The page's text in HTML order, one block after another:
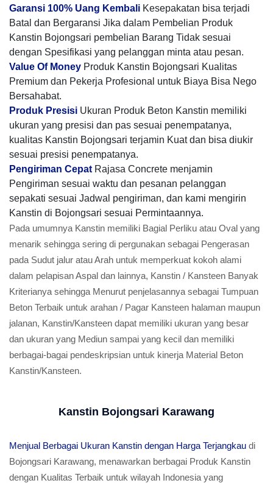
Garansi 100% Uang Kembali Kesepakatan bisa terjadi
Batal dan Bergaransi Jika dalam Pembelian Produk
Kanstin Bojongsari pembelian Barang Tidak sesuai
dengan Spesifikasi yang pelanggan minta atau pesan.
Value Of Money Produk Kanstin Bojongsari Kualitas
Premium dan Pekerja Profesional untuk Biaya Bisa Nego
Bersahabat.
Produk Presisi Ukuran Produk Beton Kanstin memiliki
ukuran yang presisi dan pas sesuai penempatanya,
kualitas Kanstin Bojongsari terjamin Kuat dan bisa diukir
sesuai presisi penempatanya.
Pengiriman Cepat Rajasa Concrete menjamin
Pengiriman sesuai waktu dan pesanan pelanggan
sepakati sesuai Jadwal pengiriman, dan kami mengirin
Kanstin di Bojongsari sesuai Permintaannya.
Pada umumnya Kanstin memiliki Bagial Perliku atau Oval yang
menarik sehingga sering di pergunakan sebagai Pengerasan
pada Sudut jalur atau Arah untuk memperkuat kokoh alami
dalam pelapisan Aspal dan lainnya, Kanstin / Kansteen Banyak
Kriterianya sehingga Menurut penjelasannya sebagai Tumpuan
Beton Terbaik untuk arahan / Pagar Kansteen halaman maupun
jalanan, Kanstin/Kansteen dapat memiliki ukuran yang besar
dan ukuran yang Mediun sampai yang kecil dan memiliki
berbagai-bagai pendeskripsian untuk kinerja Material Beton
Kanstin/Kansteen.
Kanstin Bojongsari Karawang
Menjual Berbagai Ukuran Kanstin dengan Harga Terjangkau di
Bojongsari Karawang, menawarkan berbagai Produk Kanstin
dengan Kualitas Terbaik untuk wilayah Indonesia yang